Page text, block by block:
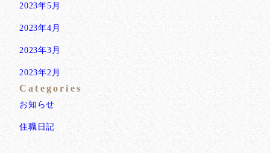
2023年5月
2023年4月
2023年3月
2023年2月
Categories
お知らせ
住職日記